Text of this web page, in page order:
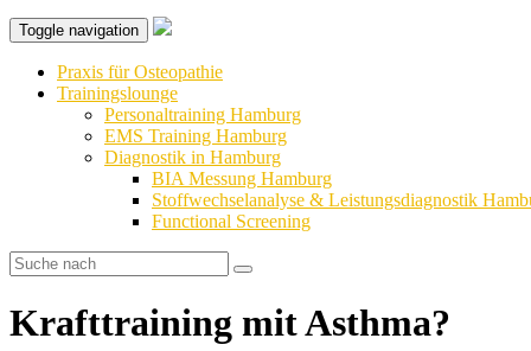
Toggle navigation
Praxis für Osteopathie
Trainingslounge
Personaltraining Hamburg
EMS Training Hamburg
Diagnostik in Hamburg
BIA Messung Hamburg
Stoffwechselanalyse & Leistungsdiagnostik
Functional Screening
Krafttraining mit Asthma?